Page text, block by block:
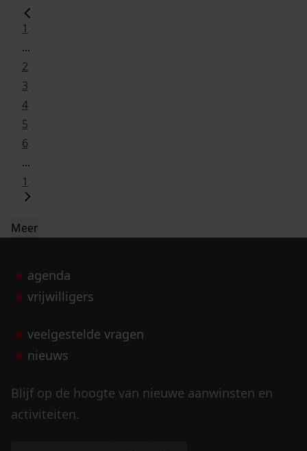
1
...
2
3
4
5
6
...
1
Meer
agenda
vrijwilligers
veelgestelde vragen
nieuws
Blijf op de hoogte van nieuwe aanwinsten en
activiteiten.